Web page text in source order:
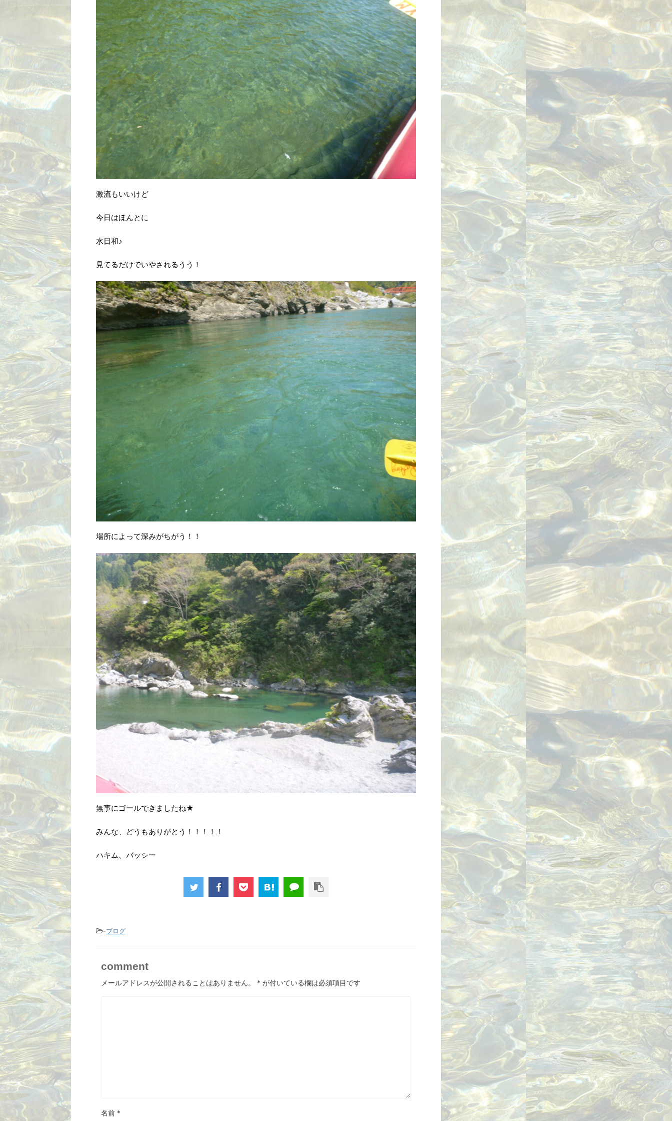
激流もいいけど
今日はほんとに
水日和♪
見てるだけでいやされるうう！
場所によって深みがちがう！！
無事にゴールできましたね★
みんな、どうもありがとう！！！！！
ハキム、バッシー
-ブログ
comment
メールアドレスが公開されることはありません。 * が付いている欄は必須項目です
名前 *